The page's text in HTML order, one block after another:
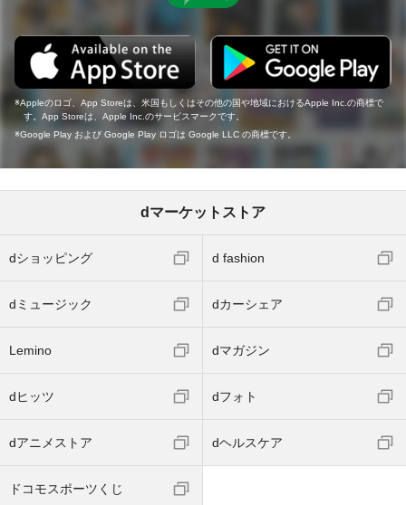
Appleのロゴ、App Storeは、米国もしくはその他の国や地域におけるApple Inc.の商標で
す。App Storeは、Apple Inc.のサービスマークです。
Google Play および Google Play ロゴは Google LLC の商標です。
dマーケットストア
dショッピング d fashion
dミュージック dカーシェア
Lemino dマガジン
dヒッツ dフォト
dアニメストア dヘルスケア
ドコモスポーツくじ